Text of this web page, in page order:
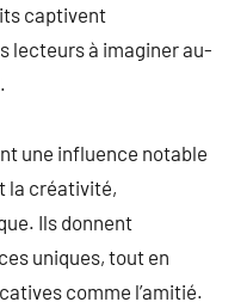
captivent
lecteurs à imaginer au-
une influence notable
la créativité,
Ils donnent
uniques, tout en
comme l’amitié.